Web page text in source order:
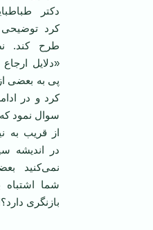
دکتر
کرد
طرح کند.
«دلایل
پی به بعضی
کرد و در
سوال نمود
از قریب به
در اندیشه
نمی‌کنید
شما اشتباه
بازنگری